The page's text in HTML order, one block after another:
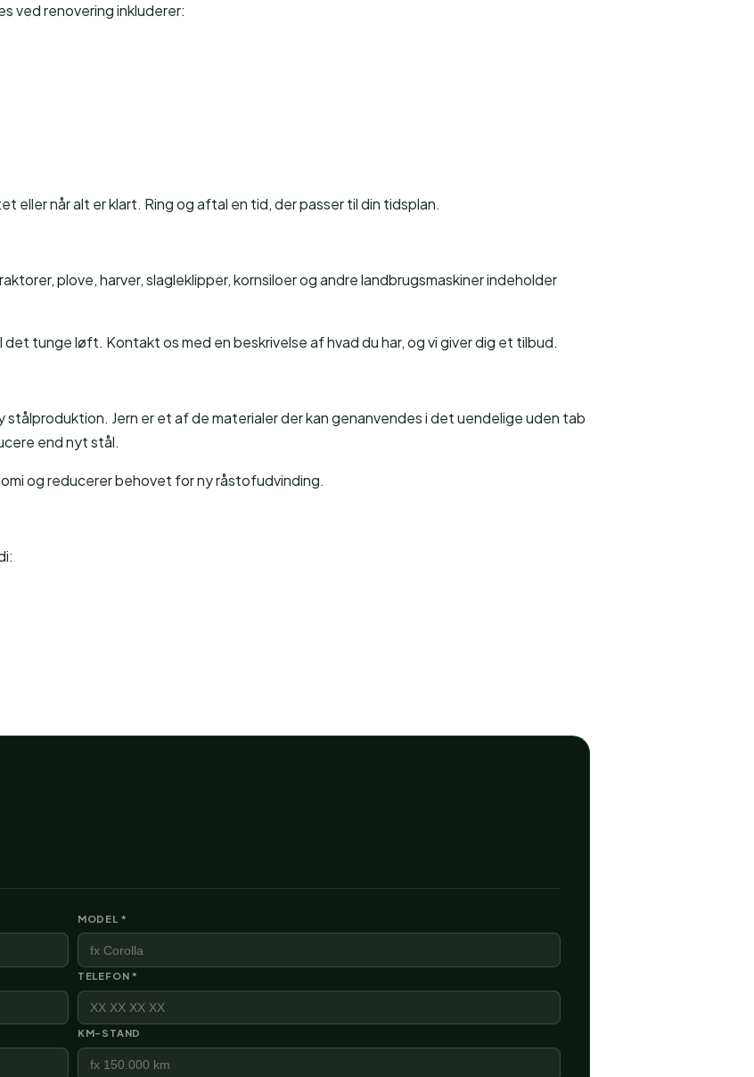
ved renovering inkluderer:
når alt er klart. Ring og aftal en tid, der passer til din tidsplan.
plove, harver, slagleklipper, kornsiloer og andre landbrugsmaskiner indeholder
tunge løft. Kontakt os med en beskrivelse af hvad du har, og vi giver dig et tilbud.
Jern er et af de materialer der kan genanvendes i det uendelige uden tab
end nyt stål.
og reducerer behovet for ny råstofudvinding.
MODEL *
TELEFON *
KM-STAND